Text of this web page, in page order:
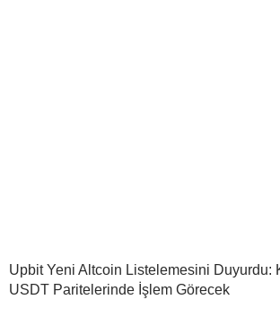
Upbit Yeni Altcoin Listelemesini Duyurdu:
USDT Paritelerinde İşlem Görecek